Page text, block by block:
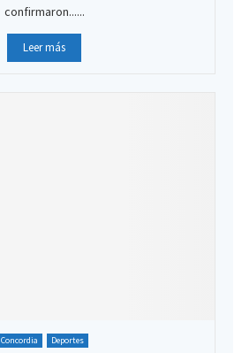
confirmaron......
Leer más
Concordia Deportes